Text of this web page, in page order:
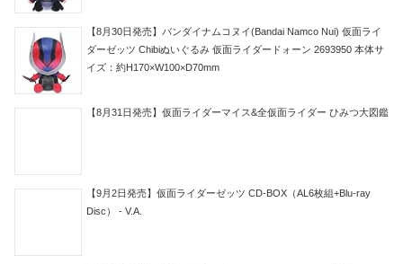
【8月30日発売】バンダイナムコヌイ(Bandai Namco Nui) 仮面ライ
ダーゼッツ Chibiぬいぐるみ 仮面ライダードォーン 2693950 本体サ
イズ：約H170×W100×D70mm
【8月31日発売】仮面ライダーマイス&全仮面ライダー ひみつ大図鑑
【9月2日発売】仮面ライダーゼッツ CD-BOX（AL6枚組+Blu-ray
Disc） - V.A.